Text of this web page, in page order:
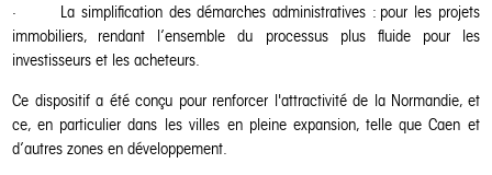
· La simplification des démarches administratives : pour les projets
immobiliers, rendant l’ensemble du processus plus fluide pour les
investisseurs et les acheteurs.
Ce dispositif a été conçu pour renforcer l'attractivité de la Normandie, et
ce, en particulier dans les villes en pleine expansion, telle que Caen et
d’autres zones en développement.